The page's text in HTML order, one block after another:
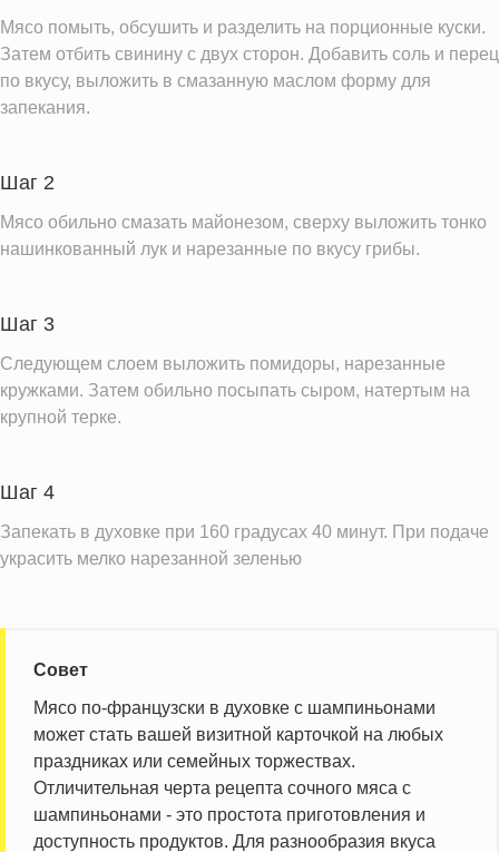
Сахар
Холестерин
178.2 мг
Вода
285.6 г
Кальций
Железо
2.9 мг
Витамин А
62.4 IU
Витамин Д
Информация для одной порции
Мясо помыть, обсушить и разделить на порционные куски.
Затем отбить свинину с двух сторон. Добавить соль и перец
по вкусу, выложить в смазанную маслом форму для
запекания.
Шаг 2
Мясо обильно смазать майонезом, сверху выложить тонко
нашинкованный лук и нарезанные по вкусу грибы.
Шаг 3
Следующем слоем выложить помидоры, нарезанные
кружками. Затем обильно посыпать сыром, натертым на
крупной терке.
Шаг 4
Запекать в духовке при 160 градусах 40 минут. При подаче
украсить мелко нарезанной зеленью
Совет
Мясо по-французски в духовке с шампиньонами
может стать вашей визитной карточкой на любых
праздниках или семейных торжествах.
Отличительная черта рецепта сочного мяса с
шампиньонами - это простота приготовления и
доступность продуктов. Для разнообразия вкуса